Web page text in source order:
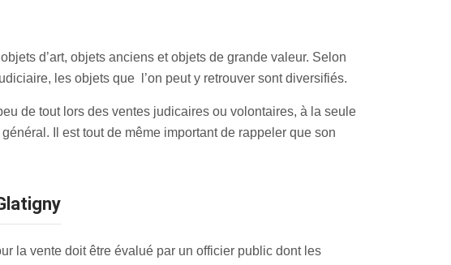
d’art, objets anciens et objets de grande valeur. Selon
les objets que l’on peut y retrouver sont diversifiés.
de tout lors des ventes judicaires ou volontaires, à la seule
Il est tout de même important de rappeler que son
la vente doit être évalué par un officier public dont les